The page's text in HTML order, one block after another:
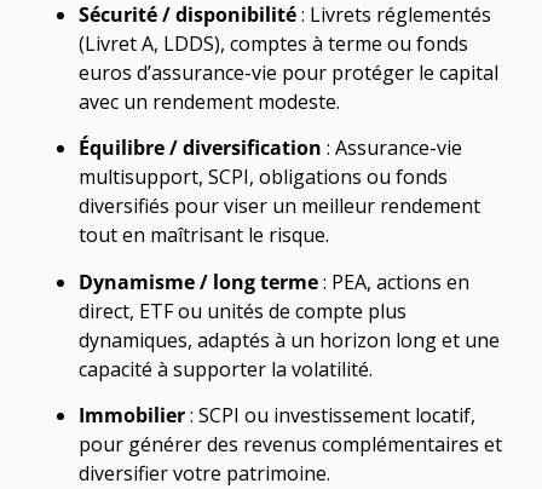
Sécurité / disponibilité: Livrets réglementés
(Livret A, LDDS), comptes à terme ou fonds
euros d’assurance-vie pour protéger le capital
avec un rendement modeste.
Équilibre / diversification : Assurance-vie
multisupport, SCPI, obligations ou fonds
diversifiés pour viser un meilleur rendement
tout en maîtrisant le risque.
Dynamisme / long terme: PEA, actions en
direct, ETF ou unités de compte plus
dynamiques, adaptés à un horizon long et une
capacité à supporter la volatilité.
Immobilier: SCPI ou investissement locatif,
pour générer des revenus complémentaires et
diversifier votre patrimoine.